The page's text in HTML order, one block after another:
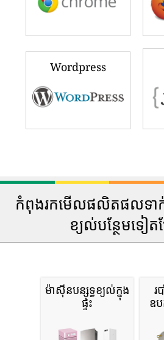
Wordpress
កំពុងរកមើលផលិតផលទ
ខ្យល់បន្ថែមទៀត
ម៉ាស៊ីនបន្សុទ្ធខ្យល់ក្នុង
ផ្ទះ
រ
ឧ